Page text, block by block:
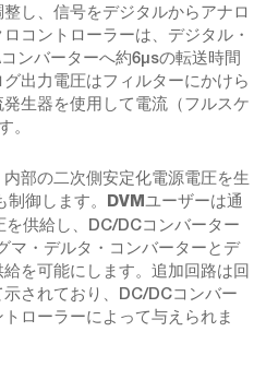
し、信号をデジタルからアナロ
コントローラーは、デジタル・
ンバーターへ約6μsの転送時間
出力電圧はフィルターにかけら
生器を使用して電流（フルスケ
。
部の二次側安定化電源電圧を生
御します。
DVM ユーザーは通
供給し、DC/DCコンバーター
マ・デルタ・コンバーターとデ
を可能にします。追加回路は回
されており、DC/DCコンバー
ローラーによって与えられま